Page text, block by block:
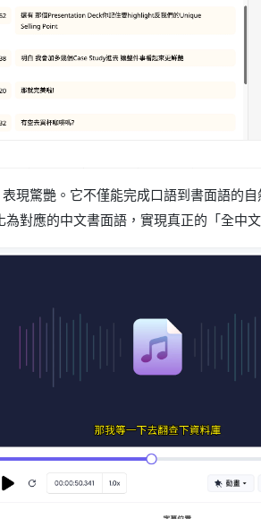
表現驚艷。它不僅能完成口語到書面語的
為對應的中文書面語，實現真正的「全中文